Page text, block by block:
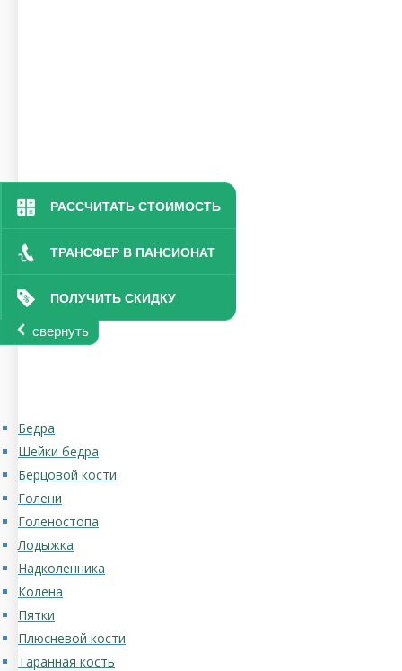
РАССЧИТАТЬ СТОИМОСТЬ
ТРАНСФЕР В ПАНСИОНАТ
ПОЛУЧИТЬ СКИДКУ
свернуть
Бедра
Шейки бедра
Берцовой кости
Голени
Голеностопа
Лодыжка
Надколенника
Колена
Пятки
Плюсневой кости
Таранная кость